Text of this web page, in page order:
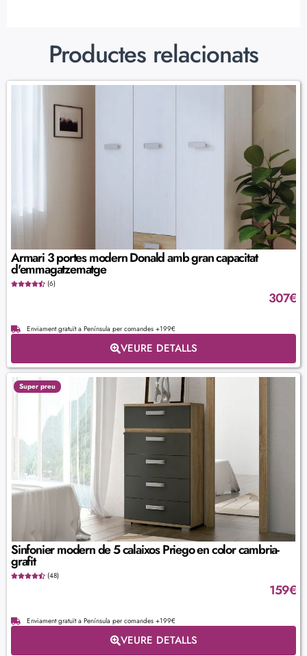
Productes relacionats
Armari 3 portes modern Donald amb gran capacitat
d'emmagatzematge
(6)
307€
Enviament gratuït a Península per comandes +199€
VEURE DETALLS
Super preu
Sinfonier modern de 5 calaixos Priego en color cambria-
grafit
(48)
159€
Enviament gratuït a Península per comandes +199€
VEURE DETALLS